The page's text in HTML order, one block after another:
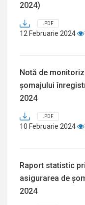
2024)
.PDF
12 Februarie 2024
Notă de
șomajului
2024
.PDF
10 Februarie 2024
Raport statistic
asigurarea de
2024